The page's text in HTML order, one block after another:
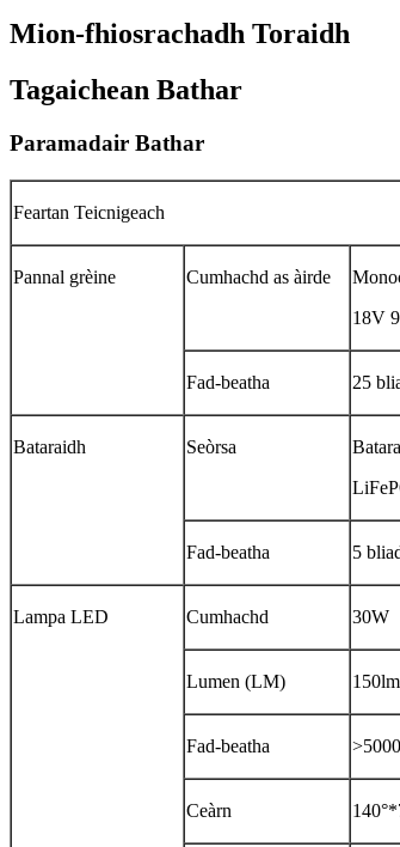
Mion-fhiosrachadh Toraidh
Tagaichean Bathar
Paramadair Bathar
Feartan Teicnigeach
Pannal grèine Cumhachd as àirde
18V
Fad-beatha 25
Bataraidh Seòrsa
Fad-beatha 5
Lampa LED Cumhachd 30W
Lumen (LM)
Fad-beatha
Ceàrn